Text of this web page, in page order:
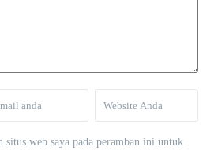
situs web saya pada peramban ini untuk